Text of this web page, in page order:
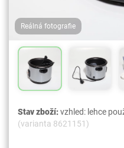
Reálná fotografie
Stav zboží:vzhled: lehce
(varianta 8621151)